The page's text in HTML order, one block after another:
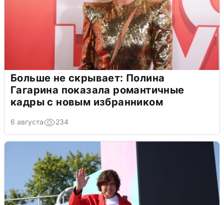
Больше не скрывает: Полина
Гагарина показала романтичные
кадры с новым избранником
6 августа 234